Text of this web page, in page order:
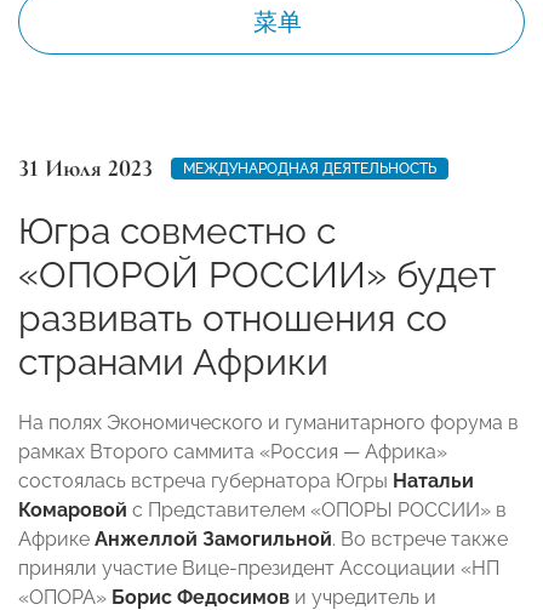
菜单
31 Июля 2023 МЕЖДУНАРОДНАЯ ДЕЯТЕЛЬНОСТЬ
Югра совместно с
«ОПОРОЙ РОССИИ» будет
развивать отношения со
странами Африки
На полях Экономического и гуманитарного форума в
рамках Второго саммита «Россия — Африка»
состоялась встреча губернатора Югры Натальи
Комаровой с Представителем «ОПОРЫ РОССИИ» в
Африке Анжеллой Замогильной. Во встрече также
приняли участие Вице-президент Ассоциации «НП
«ОПОРА» Борис Федосимов и учредитель и